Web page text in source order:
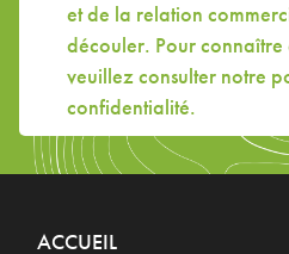
et de la relation
découler. Pour connaître
veuillez consulter notre
confidentialité.
ACCUEIL